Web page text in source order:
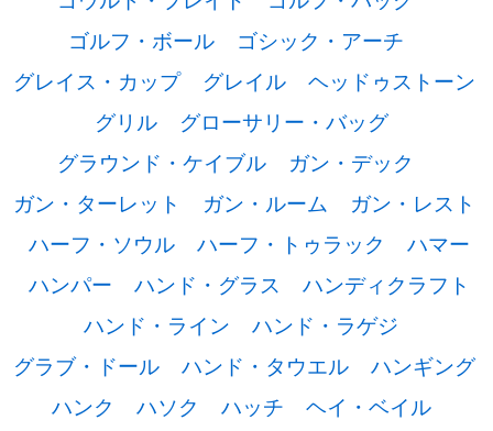
ゴルフ・ボール
ゴシック・アーチ
グレイス・カップ
グレイル
ヘッドゥストーン
グリル
グローサリー・バッグ
グラウンド・ケイブル
ガン・デック
ガン・ターレット
ガン・ルーム
ガン・レスト
ハーフ・ソウル
ハーフ・トゥラック
ハマー
ハンパー
ハンド・グラス
ハンディクラフト
ハンド・ライン
ハンド・ラゲジ
グラブ・ドール
ハンド・タウエル
ハンギング
ハンク
ハソク ハッチ
ヘイ・ベイル